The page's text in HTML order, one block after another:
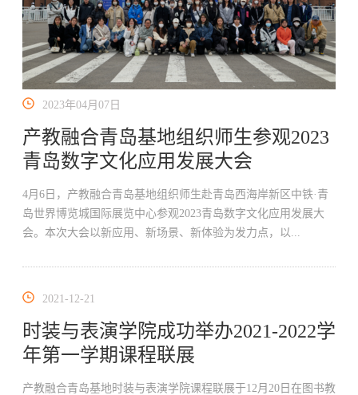
2023年04月07日
产教融合青岛基地组织师生参观2023
青岛数字文化应用发展大会
4月6日，产教融合青岛基地组织师生赴青岛西海岸新区中铁·青
岛世界博览城国际展览中心参观2023青岛数字文化应用发展大
会。本次大会以新应用、新场景、新体验为发力点，以...
2021-12-21
时装与表演学院成功举办2021-2022学
年第一学期课程联展
产教融合青岛基地时装与表演学院课程联展于12月20日在图书教